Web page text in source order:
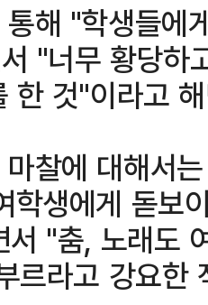
해 "학생들에
"너무 황당하
한 것"이라고
찰에 대해서
학생에게 돋보
"춤, 노래도
르라고 강요한